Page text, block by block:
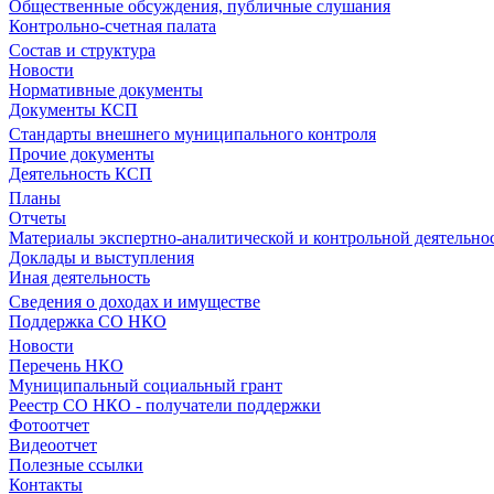
Общественные обсуждения, публичные слушания
Контрольно-счетная палата
Состав и структура
Новости
Нормативные документы
Документы КСП
Стандарты внешнего муниципального контроля
Прочие документы
Деятельность КСП
Планы
Отчеты
Материалы экспертно-аналитической и контрольной
Доклады и выступления
Иная деятельность
Сведения о доходах и имуществе
Поддержка СО НКО
Новости
Перечень НКО
Муниципальный социальный грант
Реестр СО НКО - получатели поддержки
Фотоотчет
Видеоотчет
Полезные ссылки
Контакты